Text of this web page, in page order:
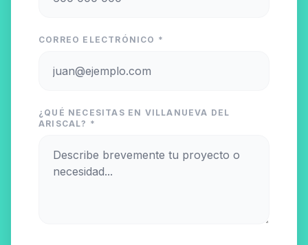
CORREO ELECTRÓNICO *
¿QUÉ NECESITAS EN VILLANUEVA DEL
ARISCAL? *